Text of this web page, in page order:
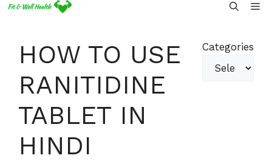
HOW TO USE
RANITIDINE
TABLET IN
HINDI
Categories